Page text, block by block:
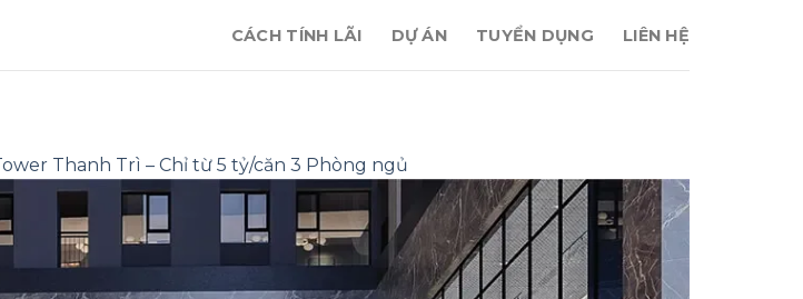
CÁCH TÍNH LÃI DỰ ÁN TUYỂN DỤNG LIÊN HỆ
Thanh Trì – Chỉ từ 5 tỷ/căn 3 Phòng ngủ